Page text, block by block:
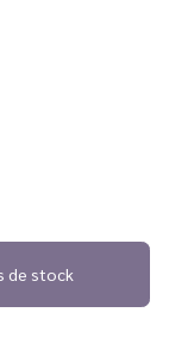
électronique ?
de stock